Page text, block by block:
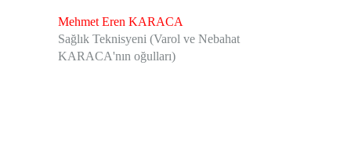
Mehmet Eren KARACA
Sağlık Teknisyeni (Varol ve Nebahat
KARACA'nın oğulları)